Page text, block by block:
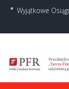
Wyjątkowe